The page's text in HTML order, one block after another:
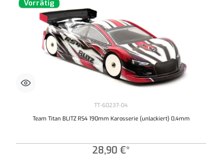
Vorrätig
TT-60237-04
Team Titan BLITZ RS4 190mm Karosserie (unlackiert) 0,4mm
28,90 €*